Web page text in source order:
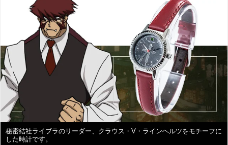
秘密結社ライブラのリーダー、クラウス・V・ラインヘルツをモチーフに
した時計です。